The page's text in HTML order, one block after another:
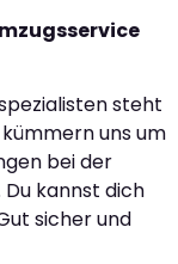
steht
uns um
bei der
Du kannst dich
sicher und